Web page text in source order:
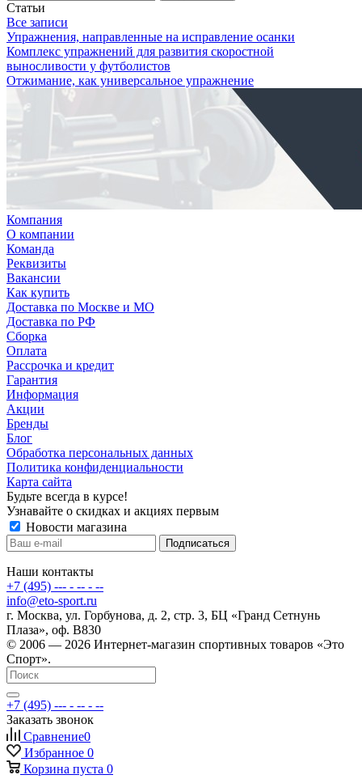
Статьи
Все записи
Упражнения, направленные на исправление осанки
Комплекс упражнений для развития скоростной
выносливости у футболистов
Отжимание, как универсальное упражнение
Компания
О компании
Команда
Реквизиты
Вакансии
Как купить
Доставка по Москве и МО
Доставка по РФ
Сборка
Оплата
Рассрочка и кредит
Гарантия
Информация
Акции
Бренды
Блог
Обработка персональных данных
Политика конфиденциальности
Карта сайта
Будьте всегда в курсе!
Узнавайте о скидках и акциях первым
Новости магазина
Наши контакты
+7 (495) --- - -- - --
info@eto-sport.ru
г. Москва, ул. Горбунова, д. 2, стр. 3, БЦ «Гранд Сетнунь
Плаза», оф. В830
© 2006 — 2026 Интернет-магазин спортивных товаров «Это
Спорт».
+7 (495) --- - -- - --
Заказать звонок
Сравнение0
Избранное 0
Корзина пуста 0